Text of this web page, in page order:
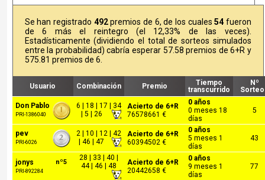
Se han registrado 492premios de 6, de los cuales54fueron
de 6 más el reintegro (el 12,33% de las veces).
Estadísticamente (dividiendo el total de sorteos simulados
entre la probabilidad) cabría esperar 57.58 premios de 6+R y
575.81 premios de 6.
Usuario Combinación Premio
Tiempo
transcurrido
Nº
Don Pablo
PRI-1386040
6 | 18 | 17 | 34
| 5 | 26
Acierto de 6+R
76578661 €
0 años
0 meses 18
días
5
pev
PRI-6026
2 | 10 | 12 | 42
| 46 | 47
Acierto de 6+R
60394502 €
0 años
5 meses 1
días
43
nº5
jonys
PRI-892284
28 | 33 | 40 |
44 | 46 | 48
Acierto de 6+R
20442658 €
0 años
9 meses 1
días
77